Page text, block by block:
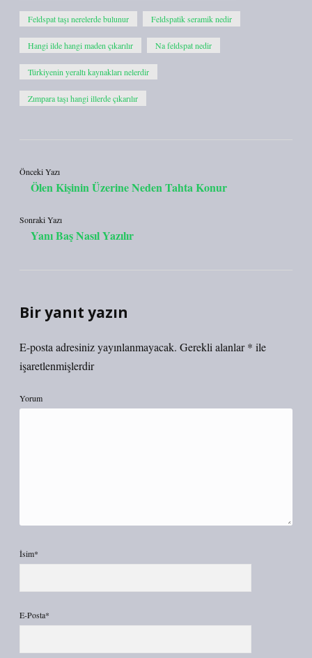
Feldspat taşı nerelerde bulunur Feldspatik seramik nedir
Hangi ilde hangi maden çıkarılır Na feldspat nedir
Türkiyenin yeraltı kaynakları nelerdir
Zımpara taşı hangi illerde çıkarılır
Önceki Yazı
Ölen Kişinin Üzerine Neden Tahta Konur
Sonraki Yazı
Yanı Baş Nasıl Yazılır
Bir yanıt yazın
E-posta adresiniz yayınlanmayacak. Gerekli alanlar* ile
işaretlenmişlerdir
Yorum
İsim*
E-Posta*